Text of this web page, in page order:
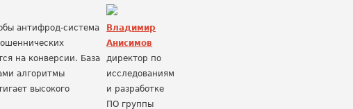
антифрод-система
на конверсии. База
алгоритмы
высокого
Владимир
Анисимов
директор по
исследованиям
и разработке
ПО группы